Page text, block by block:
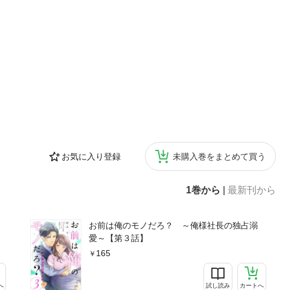
お気に入り登録 未購入巻をまとめて買う
1巻から 最新刊から
お前は俺のモノだろ？ ～俺様社長の独占溺
愛～【第３話】
165
試し読み カートへ